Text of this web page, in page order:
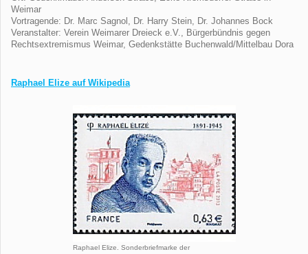
Weimar
Vortragende: Dr. Marc Sagnol, Dr. Harry Stein, Dr. Johannes Bock
Veranstalter: Verein Weimarer Dreieck e.V., Bürgerbündnis gegen
Rechtsextremismus Weimar, Gedenkstätte Buchenwald/Mittelbau Dora
Raphael Elize auf Wikipedia
Raphael Elize. Sonderbriefmarke der